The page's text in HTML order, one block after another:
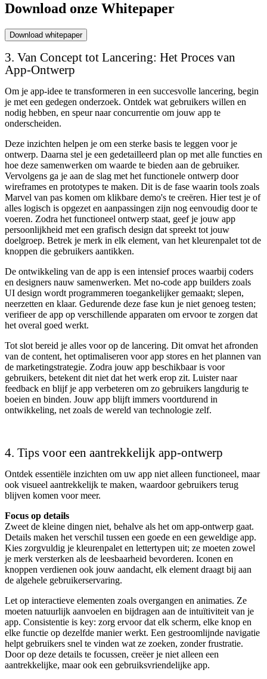
Download onze Whitepaper
Download whitepaper
3. Van Concept tot Lancering: Het Proces van
App-Ontwerp
Om je app-idee te transformeren in een succesvolle lancering, begin
je met een gedegen onderzoek. Ontdek wat gebruikers willen en
nodig hebben, en speur naar concurrentie om jouw app te
onderscheiden.
Deze inzichten helpen je om een sterke basis te leggen voor je
ontwerp. Daarna stel je een gedetailleerd plan op met alle functies en
hoe deze samenwerken om waarde te bieden aan de gebruiker.
Vervolgens ga je aan de slag met het functionele ontwerp door
wireframes en prototypes te maken. Dit is de fase waarin tools zoals
Marvel van pas komen om klikbare demo's te creëren. Hier test je of
alles logisch is opgezet en aanpassingen zijn nog eenvoudig door te
voeren. Zodra het functioneel ontwerp staat, geef je jouw app
persoonlijkheid met een grafisch design dat spreekt tot jouw
doelgroep. Betrek je merk in elk element, van het kleurenpalet tot de
knoppen die gebruikers aantikken.
De ontwikkeling van de app is een intensief proces waarbij coders
en designers nauw samenwerken. Met no-code app builders zoals
UI design wordt programmeren toegankelijker gemaakt; slepen,
neerzetten en klaar. Gedurende deze fase kun je niet genoeg testen;
verifieer de app op verschillende apparaten om ervoor te zorgen dat
het overal goed werkt.
Tot slot bereid je alles voor op de lancering. Dit omvat het afronden
van de content, het optimaliseren voor app stores en het plannen van
de marketingstrategie. Zodra jouw app beschikbaar is voor
gebruikers, betekent dit niet dat het werk erop zit. Luister naar
feedback en blijf je app verbeteren om zo gebruikers langdurig te
boeien en binden. Jouw app blijft immers voortdurend in
ontwikkeling, net zoals de wereld van technologie zelf.
4. Tips voor een aantrekkelijk app-ontwerp
Ontdek essentiële inzichten om uw app niet alleen functioneel, maar
ook visueel aantrekkelijk te maken, waardoor gebruikers terug
blijven komen voor meer.
Focus op details
Zweet de kleine dingen niet, behalve als het om app-ontwerp gaat.
Details maken het verschil tussen een goede en een geweldige app.
Kies zorgvuldig je kleurenpalet en lettertypen uit; ze moeten zowel
je merk versterken als de leesbaarheid bevorderen. Iconen en
knoppen verdienen ook jouw aandacht, elk element draagt bij aan
de algehele gebruikerservaring.
Let op interactieve elementen zoals overgangen en animaties. Ze
moeten natuurlijk aanvoelen en bijdragen aan de intuïtiviteit van je
app. Consistentie is key: zorg ervoor dat elk scherm, elke knop en
elke functie op dezelfde manier werkt. Een gestroomlijnde navigatie
helpt gebruikers snel te vinden wat ze zoeken, zonder frustratie.
Door op deze details te focussen, creëer je niet alleen een
aantrekkelijke, maar ook een gebruiksvriendelijke app.